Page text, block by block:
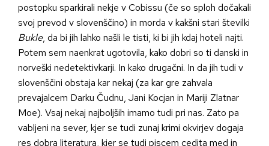
postopku sparkirali nekje v Cobissu (če so sploh dočakali
svoj prevod v slovenščino) in morda v kakšni stari številki
Bukle, da bi jih lahko našli le tisti, ki bi jih kdaj hoteli najti.
Potem sem naenkrat ugotovila, kako dobri so ti danski in
norveški nedetektivkarji. In kako drugačni. In da jih tudi v
slovenščini obstaja kar nekaj (za kar gre zahvala
prevajalcem Darku Čudnu, Jani Kocjan in Mariji Zlatnar
Moe). Vsaj nekaj najboljših imamo tudi pri nas. Zato pa
vabljeni na sever, kjer se tudi zunaj krimi okvirjev dogaja
res dobra literatura, kjer se tudi piscem cedita med in